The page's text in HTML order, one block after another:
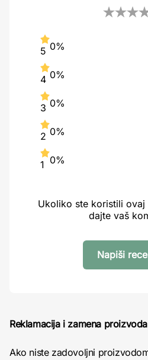
5 0%
4 0%
3 0%
2 0%
1 0%
Ukoliko ste koristili
dajte vaš
Napiši
Reklamacija i zamena proizvoda
Ako niste zadovoljni